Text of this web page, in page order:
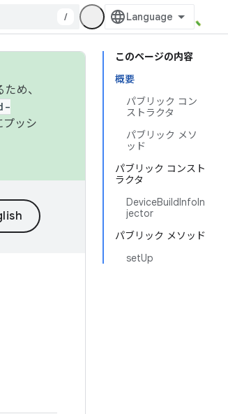
/
このページの内容
概要
パブリック コン
ストラクタ
パブリック メソ
ッド
パブリック コンスト
ラクタ
DeviceBuildInfoIn
jector
パブリック メソッド
setUp
め、
ッシ